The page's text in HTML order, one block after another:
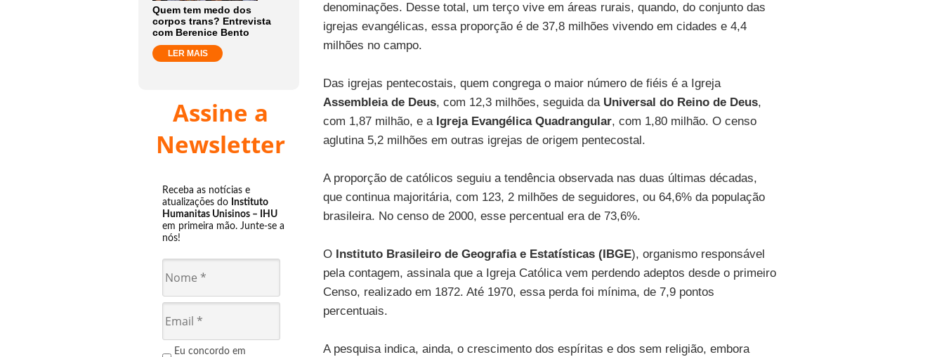
Quem tem medo dos
corpos trans? Entrevista
com Berenice Bento
LER MAIS
Assine a
Newsletter
Receba as notícias e
atualizações do Instituto
Humanitas Unisinos – IHU
em primeira mão. Junte-se a
nós!
Eu concordo em
denominações. Desse total, um terço vive em áreas rurais, quando, do conjunto das
igrejas evangélicas, essa proporção é de 37,8 milhões vivendo em cidades e 4,4
milhões no campo.
Das igrejas pentecostais, quem congrega o maior número de fiéis é a Igreja
Assembleia de Deus, com 12,3 milhões, seguida da Universal do Reino de Deus,
com 1,87 milhão, e a Igreja Evangélica Quadrangular, com 1,80 milhão. O censo
aglutina 5,2 milhões em outras igrejas de origem pentecostal.
A proporção de católicos seguiu a tendência observada nas duas últimas décadas,
que continua majoritária, com 123, 2 milhões de seguidores, ou 64,6% da população
brasileira. No censo de 2000, esse percentual era de 73,6%.
O Instituto Brasileiro de Geografia e Estatísticas (IBGE), organismo responsável
pela contagem, assinala que a Igreja Católica vem perdendo adeptos desde o primeiro
Censo, realizado em 1872. Até 1970, essa perda foi mínima, de 7,9 pontos
percentuais.
A pesquisa indica, ainda, o crescimento dos espíritas e dos sem religião, embora